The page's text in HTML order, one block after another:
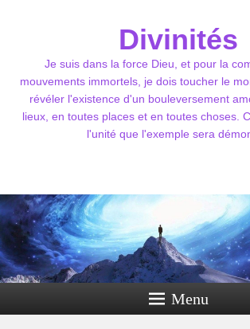
Divinités
Je suis dans la force Dieu, et pour la
mouvements immortels, je dois toucher le
révéler l'existence d'un bouleversement
lieux, en toutes places et en toutes choses.
l'unité que l'exemple sera
Menu